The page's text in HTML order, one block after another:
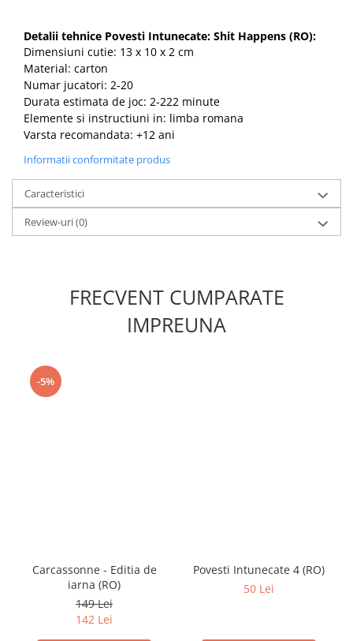
Detalii tehnice Povesti Intunecate: Shit Happens (RO):
Dimensiuni cutie: 13 x 10 x 2 cm
Material: carton
Numar jucatori: 2-20
Durata estimata de joc: 2-222 minute
Elemente si instructiuni in: limba romana
Varsta recomandata: +12 ani
Informatii conformitate produs
Caracteristici
Review-uri(0)
FRECVENT CUMPARATE
IMPREUNA
-5%
Carcassonne - Editia de
iarna (RO)
149 Lei
142 Lei
Povesti Intunecate 4 (RO)
50 Lei